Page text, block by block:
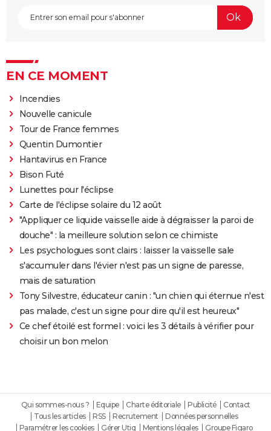
EN CE MOMENT
Incendies
Nouvelle canicule
Tour de France femmes
Quentin Dumontier
Hantavirus en France
Bison Futé
Lunettes pour l'éclipse
Carte de l'éclipse solaire du 12 août
"Appliquer ce liquide vaisselle aide à dégraisser la paroi de
douche" : la meilleure solution selon ce chimiste
Les psychologues sont clairs : laisser la vaisselle sale
s'accumuler dans l'évier n'est pas un signe de paresse,
mais de saturation
Tony Silvestre, éducateur canin : "un chien qui éternue n'est
pas malade, c'est un signe pour dire qu'il est heureux"
Ce chef étoilé est formel : voici les 3 détails à vérifier pour
choisir un bon melon
Qui sommes-nous ? Equipe Charte éditoriale Publicité
Contact
Tous les articles
RSS Recrutement
Données personnelles
Paramétrer les cookies
Gérer Utiq Mentions légales Groupe Figaro